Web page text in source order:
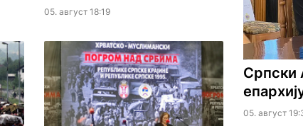
05. август 18:19
Српски
05. август